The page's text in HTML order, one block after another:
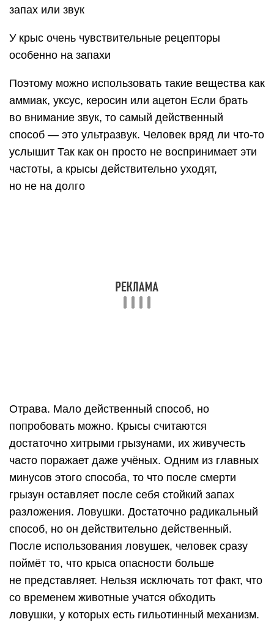
запах или звук
У крыс очень чувствительные рецепторы
особенно на запахи
Поэтому можно использовать такие вещества как
аммиак, уксус, керосин или ацетон Если брать
во внимание звук, то самый действенный
способ — это ультразвук. Человек вряд ли что-то
услышит Так как он просто не воспринимает эти
частоты, а крысы действительно уходят,
но не на долго
Отрава. Мало действенный способ, но
попробовать можно. Крысы считаются
достаточно хитрыми грызунами, их живучесть
часто поражает даже учёных. Одним из главных
минусов этого способа, то что после смерти
грызун оставляет после себя стойкий запах
разложения. Ловушки. Достаточно радикальный
способ, но он действительно действенный.
После использования ловушек, человек сразу
поймёт то, что крыса опасности больше
не представляет. Нельзя исключать тот факт, что
со временем животные учатся обходить
ловушки, у которых есть гильотинный механизм.